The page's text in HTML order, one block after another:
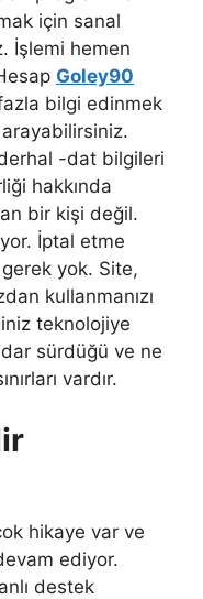
için sanal
İşlemi hemen
Goley90
fazla bilgi edinmek
-dat bilgileri
hakkında
bir kişi değil.
İptal etme
yok. Site,
kullanmanızı
teknolojiye
sürdüğü ve ne
vardır.
hikaye var ve
ediyor.
destek